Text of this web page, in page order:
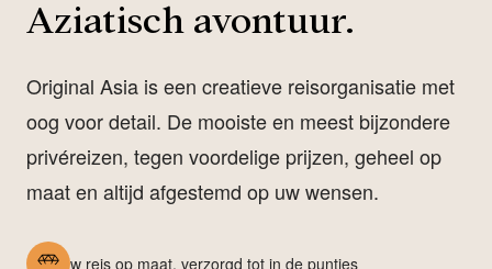
Aziatisch avontuur.
Original Asia is een creatieve reisorganisatie met
oog voor detail. De mooiste en meest bijzondere
privéreizen, tegen voordelige prijzen, geheel op
maat en altijd afgestemd op uw wensen.
Uw reis op maat, verzorgd tot in de puntjes